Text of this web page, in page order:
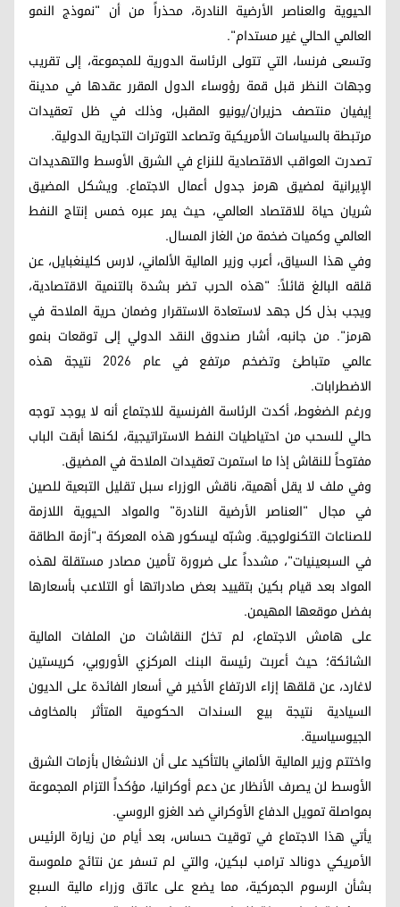
الحيوية والعناصر الأرضية النادرة، محذراً من أن "نموذج النمو
العالمي الحالي غير مستدام".
وتسعى فرنسا، التي تتولى الرئاسة الدورية للمجموعة، إلى تقريب
وجهات النظر قبل قمة رؤوساء الدول المقرر عقدها في مدينة
إيفيان منتصف حزيران/يونيو المقبل، وذلك في ظل تعقيدات
مرتبطة بالسياسات الأمريكية وتصاعد التوترات التجارية الدولية.
تصدرت العواقب الاقتصادية للنزاع في الشرق الأوسط والتهديدات
الإيرانية لمضيق هرمز جدول أعمال الاجتماع. ويشكل المضيق
شريان حياة للاقتصاد العالمي، حيث يمر عبره خمس إنتاج النفط
العالمي وكميات ضخمة من الغاز المسال.
وفي هذا السياق، أعرب وزير المالية الألماني، لارس كلينغبايل، عن
قلقه البالغ قائلاً: "هذه الحرب تضر بشدة بالتنمية الاقتصادية،
ويجب بذل كل جهد لاستعادة الاستقرار وضمان حرية الملاحة في
هرمز". من جانبه، أشار صندوق النقد الدولي إلى توقعات بنمو
عالمي متباطئ وتضخم مرتفع في عام 2026 نتيجة هذه
الاضطرابات.
ورغم الضغوط، أكدت الرئاسة الفرنسية للاجتماع أنه لا يوجد توجه
حالي للسحب من احتياطيات النفط الاستراتيجية، لكنها أبقت الباب
مفتوحاً للنقاش إذا ما استمرت تعقيدات الملاحة في المضيق.
وفي ملف لا يقل أهمية، ناقش الوزراء سبل تقليل التبعية للصين
في مجال "العناصر الأرضية النادرة" والمواد الحيوية اللازمة
للصناعات التكنولوجية. وشبّه ليسكور هذه المعركة بـ"أزمة الطاقة
في السبعينيات"، مشدداً على ضرورة تأمين مصادر مستقلة لهذه
المواد بعد قيام بكين بتقييد بعض صادراتها أو التلاعب بأسعارها
بفضل موقعها المهيمن.
على هامش الاجتماع، لم تخلُ النقاشات من الملفات المالية
الشائكة؛ حيث أعربت رئيسة البنك المركزي الأوروبي، كريستين
لاغارد، عن قلقها إزاء الارتفاع الأخير في أسعار الفائدة على الديون
السيادية نتيجة بيع السندات الحكومية المتأثر بالمخاوف
الجيوسياسية.
واختتم وزير المالية الألماني بالتأكيد على أن الانشغال بأزمات الشرق
الأوسط لن يصرف الأنظار عن دعم أوكرانيا، مؤكداً التزام المجموعة
بمواصلة تمويل الدفاع الأوكراني ضد الغزو الروسي.
يأتي هذا الاجتماع في توقيت حساس، بعد أيام من زيارة الرئيس
الأمريكي دونالد ترامب لبكين، والتي لم تسفر عن نتائج ملموسة
بشأن الرسوم الجمركية، مما يضع على عاتق وزراء مالية السبع